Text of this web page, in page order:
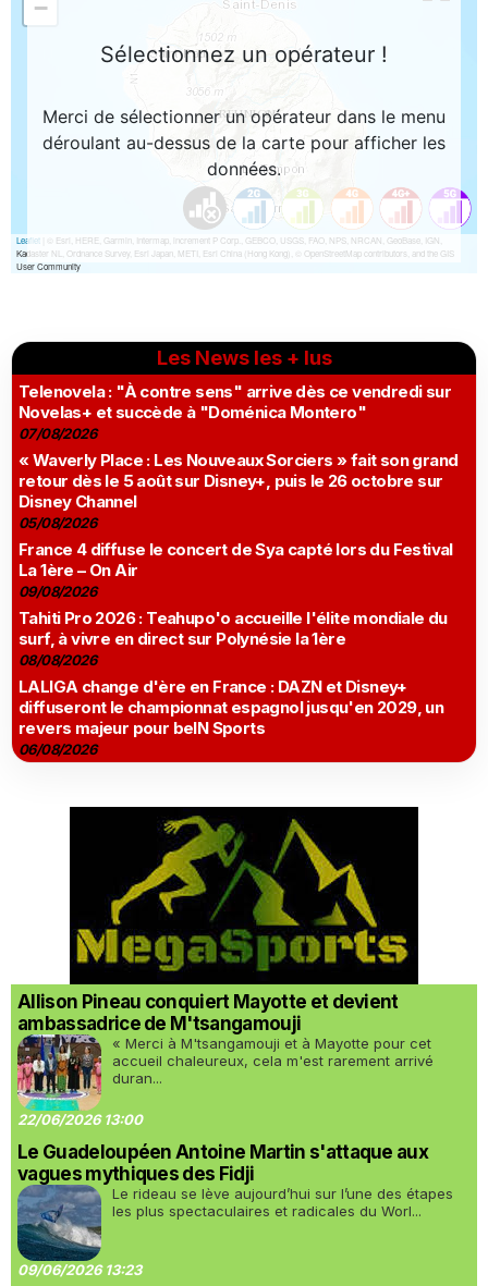
Les News les + lus
Telenovela : "À contre sens" arrive dès ce vendredi sur
Novelas+ et succède à "Doménica Montero"
07/08/2026
« Waverly Place : Les Nouveaux Sorciers » fait son grand
retour dès le 5 août sur Disney+, puis le 26 octobre sur
Disney Channel
05/08/2026
France 4 diffuse le concert de Sya capté lors du Festival
La 1ère – On Air
09/08/2026
Tahiti Pro 2026 : Teahupo'o accueille l'élite mondiale du
surf, à vivre en direct sur Polynésie la 1ère
08/08/2026
LALIGA change d'ère en France : DAZN et Disney+
diffuseront le championnat espagnol jusqu'en 2029, un
revers majeur pour beIN Sports
06/08/2026
Allison Pineau conquiert Mayotte et devient
ambassadrice de M'tsangamouji
« Merci à M'tsangamouji et à Mayotte pour cet
accueil chaleureux, cela m'est rarement arrivé
duran...
22/06/2026 13:00
Le Guadeloupéen Antoine Martin s'attaque aux
vagues mythiques des Fidji
Le rideau se lève aujourd’hui sur l’une des étapes
les plus spectaculaires et radicales du Worl...
09/06/2026 13:23